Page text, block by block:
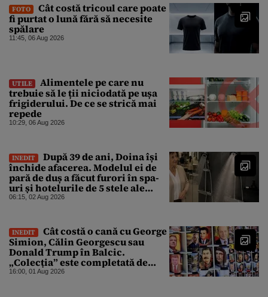
FOTO
Cât costă tricoul care poate
fi purtat o lună fără să necesite
spălare
11:45, 06 Aug 2026
UTILE
Alimentele pe care nu
trebuie să le ții niciodată pe ușa
frigiderului. De ce se strică mai
repede
10:29, 06 Aug 2026
INEDIT
După 39 de ani, Doina își
închide afacerea. Modelul ei de
pară de duș a făcut furori în spa-
uri și hotelurile de 5 stele ale
lumii. Ce nu a mai mers
06:15, 02 Aug 2026
INEDIT
Cât costă o cană cu George
Simion, Călin Georgescu sau
Donald Trump în Balcic.
„Colecția” este completată de
Nicușor Dan, Ceaușescu și Stalin
16:00, 01 Aug 2026